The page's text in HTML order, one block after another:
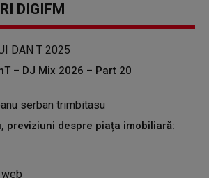
DIGIFM
– DJ Mix 2026 – Part 20
previziuni despre piața imobiliară: